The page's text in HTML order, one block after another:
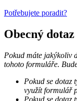
Potřebujete poradit?
Obecný dotaz
Pokud máte jakýkoliv
tohoto formuláře.
Pokud se dotaz
využít formulář
Pokud se dotaz